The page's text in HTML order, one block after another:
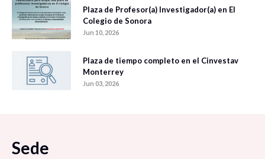
Plaza de Profesor(a) Investigador(a) en El
Colegio de Sonora
Jun 10, 2026
Plaza de tiempo completo en el Cinvestav
Monterrey
Jun 03, 2026
Sede